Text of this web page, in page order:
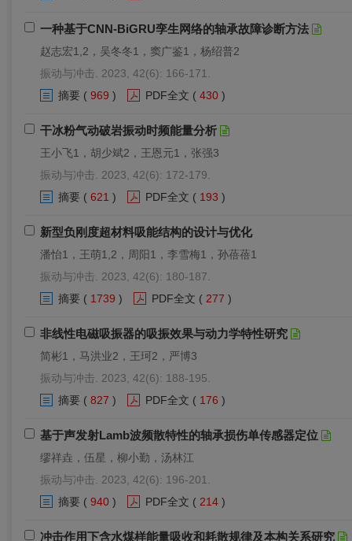
一种基于CNN-BiGRU孪生网络的轴承故障诊断方法
赵志宏1,2，吴冬冬1，窦广鉴1，杨绍普2
振动与冲击. 2023, 42(6): 166-171.
摘要 ( 969 ) PDF全文 ( 430 )
干冰粉气动破岩振动时频能量分析
王小飞1，胡少斌2，王恩元1，张强3
振动与冲击. 2023, 42(6): 172-179.
摘要 ( 621 ) PDF全文 ( 193 )
新型负刚度超材料吸能结构的设计与优化
潘怡1，王萌1,2，周阳1，李雪梅1，孙蓓蓓1
振动与冲击. 2023, 42(6): 180-187.
摘要 ( 1739 ) PDF全文 ( 277 )
非线性电磁吸振器的吸振效果与动力学特性研究
简彬1，马洪业2，王珂2，严博3
振动与冲击. 2023, 42(6): 188-195.
摘要 ( 827 ) PDF全文 ( 176 )
基于声发射Lamb波频散特性的轴承损伤单传感器定位
缪祥垚，伍星，柳小勤，汤林江
振动与冲击. 2023, 42(6): 196-201.
摘要 ( 940 ) PDF全文 ( 214 )
冲击作用下含水煤样能量吸收和耗散规律及本构关系研究